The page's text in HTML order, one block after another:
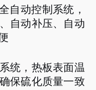
自动控制系统，
自动补压、自动
统，热板表面温
保硫化质量一致